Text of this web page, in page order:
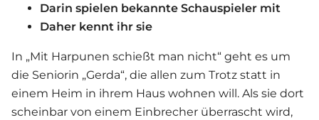
Darin spielen bekannte Schauspieler mit
Daher kennt ihr sie
In „Mit Harpunen schießt man nicht“ geht es um
die Seniorin „Gerda“, die allen zum Trotz statt in
einem Heim in ihrem Haus wohnen will. Als sie dort
scheinbar von einem Einbrecher überrascht wird,